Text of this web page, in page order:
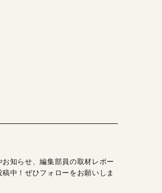
お知らせ、編集部員の取材レポー
稿中！ぜひフォローをお願いしま